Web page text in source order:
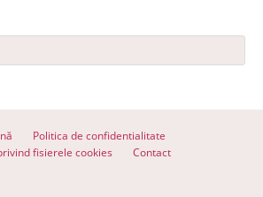
Politica de confidentialitate
fisierele cookies
Contact